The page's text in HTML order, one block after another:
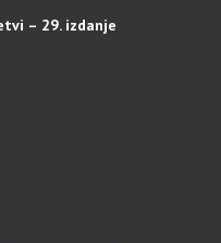
– 29. izdanje